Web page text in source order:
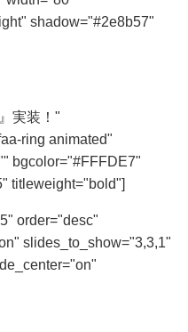
shadow="#2e8b57"
実装！"
ring animated"
bgcolor="#FFFDE7"
titleweight="bold"]
order="desc"
slides_to_show="3,3,1"